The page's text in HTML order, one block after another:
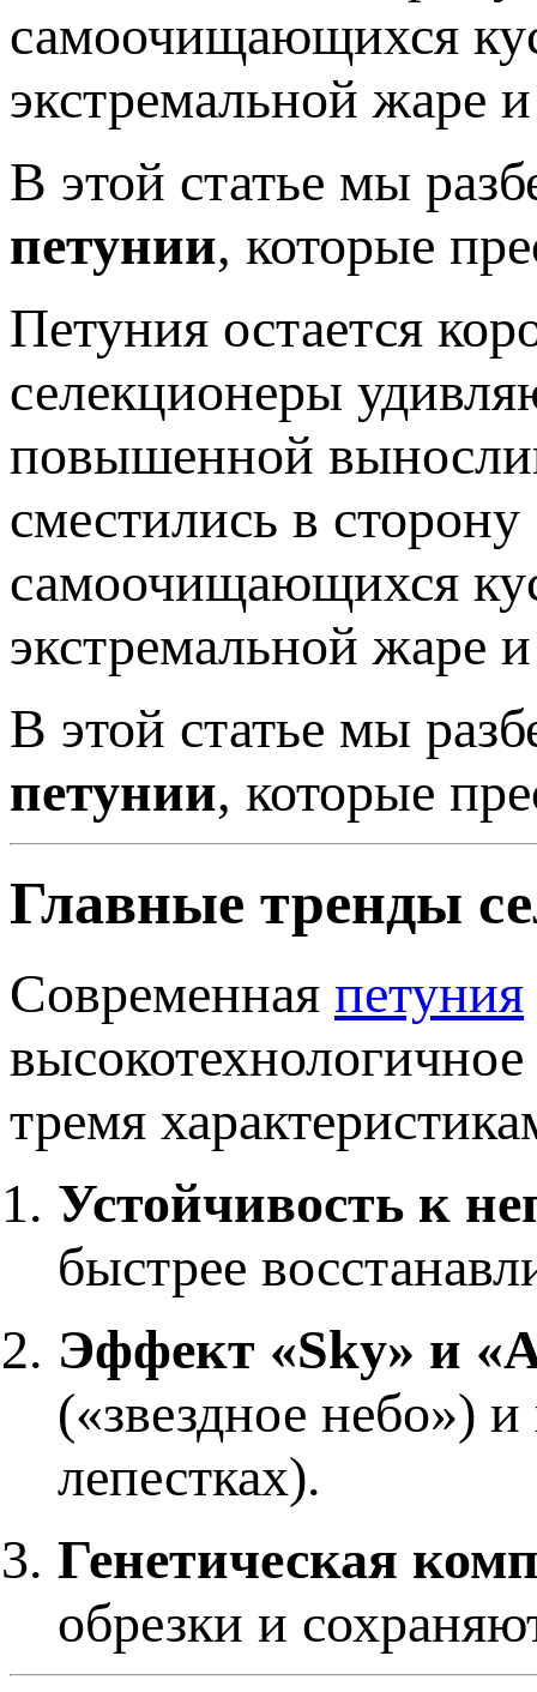
самоочищающихся
экстремальной жаре
В этой статье мы
петунии, которые
Петуния остается
селекционеры
повышенной
сместились в
самоочищающихся
экстремальной жаре
В этой статье мы
петунии, которые
Главные тренды
Современная петуния
тремя
Устойчивость к
быстрее
Эффект «Sky» и
(«звездное небо»)
лепестках).
Генетическая
обрезки и